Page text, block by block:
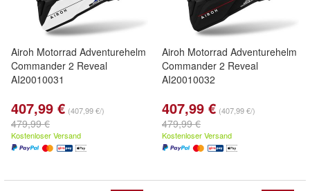
Airoh Motorrad Adventurehelm
Commander 2 Reveal
AI20010031
407,99 € (407,99 €/)
479,99 €
Kostenloser Versand
Airoh Motorrad Adventurehelm
Commander 2 Reveal
AI20010032
407,99 € (407,99 €/)
479,99 €
Kostenloser Versand